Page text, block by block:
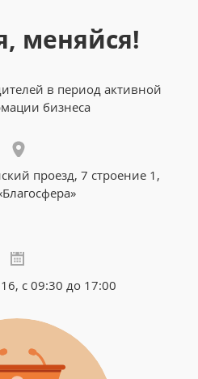
меняйся!
в период активной
бизнеса
проезд, 7 строение 1,
с 09:30 до 17:00